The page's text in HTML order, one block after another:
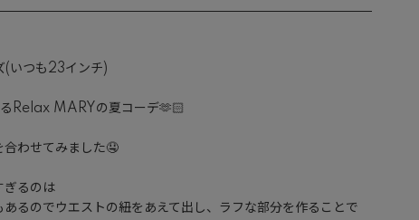
(いつも23インチ)
Relax MARYの夏コーデ🫶🏻
合わせてみました🤤
ぎるのは
るのでウエストの紐をあえて出し、ラフな部分を作ることで